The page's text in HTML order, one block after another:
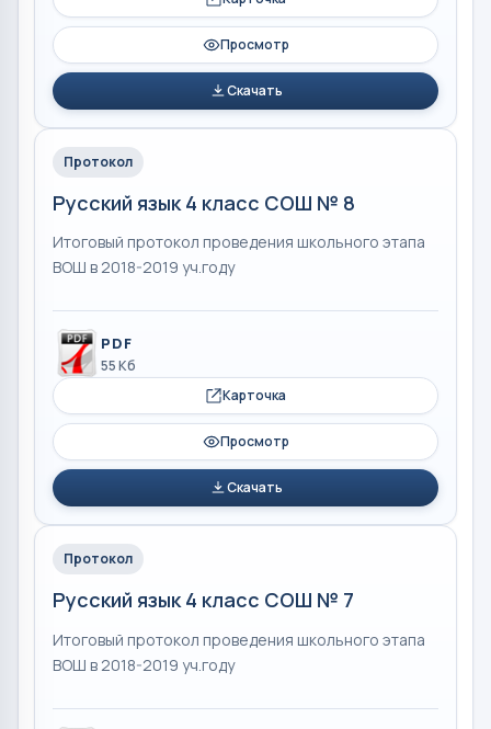
Просмотр
Скачать
Протокол
Русский язык 4 класс СОШ № 8
Итоговый протокол проведения школьного этапа
ВОШ в 2018-2019 уч.году
PDF
55 Кб
Карточка
Просмотр
Скачать
Протокол
Русский язык 4 класс СОШ № 7
Итоговый протокол проведения школьного этапа
ВОШ в 2018-2019 уч.году